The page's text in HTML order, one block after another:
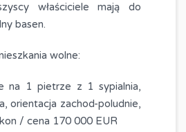
właściciele mają do
basen.
wolne:
na 1 pietrze z 1 sypialnia,
orientacja zachod-poludnie,
/ cena 170 000 EUR